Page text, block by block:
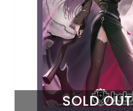
SOLD OUT